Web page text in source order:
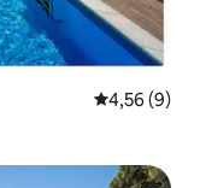
Gemiddelde
4,56 (9)